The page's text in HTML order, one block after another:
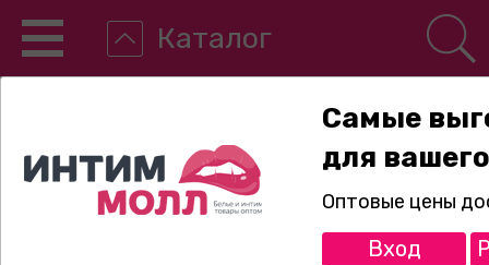
Каталог
8-800-775-89-65
Самые
для
Оптовые цены
Вход